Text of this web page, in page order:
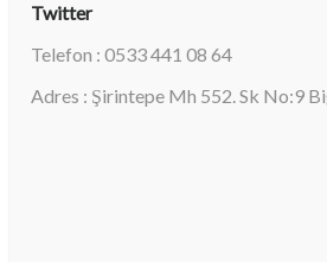
Twitter
Telefon : 0533 441 08 64
Adres : Şirintepe Mh 552. Sk No:9